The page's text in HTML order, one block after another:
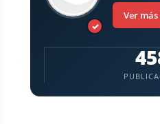
✓
Ver